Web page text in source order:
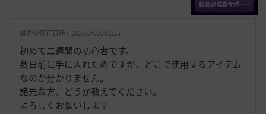
お
り
共有する
最近の修正日時 : 2026.04.05 01:25
初めて二週間の初心者です。
数日前に手に入れたのですが、どこで使用するアイテム
なのか分かりません。
諸先輩方、どうか教えてください。
よろしくお願いします